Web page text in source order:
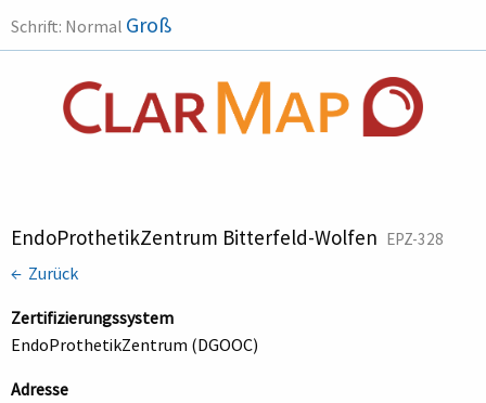
Schrift: Normal Groß
EndoProthetikZentrum Bitterfeld-Wolfen EPZ-328
← Zurück
Zertifizierungssystem
EndoProthetikZentrum (DGOOC)
Adresse